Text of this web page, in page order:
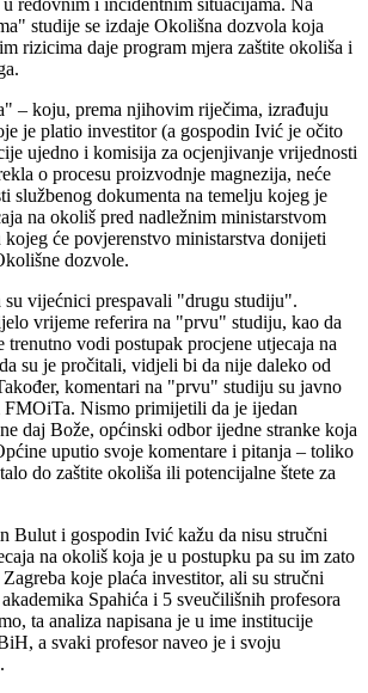
redovnim i incidentnim situacijama. Na
studije se izdaje Okolišna dozvola koja
rizicima daje program mjera zaštite okoliša i
– koju, prema njihovim riječima, izrađuju
je platio investitor (a gospodin Ivić je očito
ujedno i komisija za ocjenjivanje vrijednosti
o procesu proizvodnje magnezija, neće
službenog dokumenta na temelju kojeg je
na okoliš pred nadležnim ministarstvom
će povjerenstvo ministarstva donijeti
dozvole.
su vijećnici prespavali "drugu studiju".
vrijeme referira na "prvu" studiju, kao da
trenutno vodi postupak procjene utjecaja na
su je pročitali, vidjeli bi da nije daleko od
komentari na "prvu" studiju su javno
Nismo primijetili da je ijedan
daj Bože, općinski odbor ijedne stranke koja
uputio svoje komentare i pitanja – toliko
do zaštite okoliša ili potencijalne štete za
Bulut i gospodin Ivić kažu da nisu stručni
na okoliš koja je u postupku pa su im zato
koje plaća investitor, ali su stručni
Spahića i 5 sveučilišnih profesora
ta analiza napisana je u ime institucije
a svaki profesor naveo je i svoju